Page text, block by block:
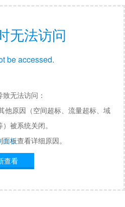
无法访问
be accessed.
无法访问：
他原因（空间超标、流量超标、域
被系统关闭。
面板查看详细原因。
查看